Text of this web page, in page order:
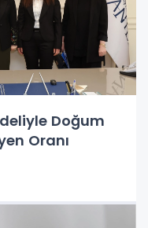
Doğum
Oranı